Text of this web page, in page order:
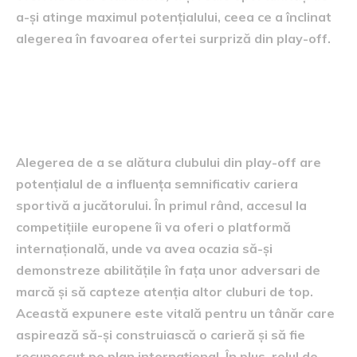
a-și atinge maximul potențialului, ceea ce a înclinat
alegerea în favoarea ofertei surpriză din play-off.
Alegerea de a se alătura clubului din play-off are
potențialul de a influența semnificativ cariera
sportivă a jucătorului. În primul rând, accesul la
competițiile europene îi va oferi o platformă
internațională, unde va avea ocazia să-și
demonstreze abilitățile în fața unor adversari de
marcă și să capteze atenția altor cluburi de top.
Această expunere este vitală pentru un tânăr care
aspirează să-și construiască o carieră și să fie